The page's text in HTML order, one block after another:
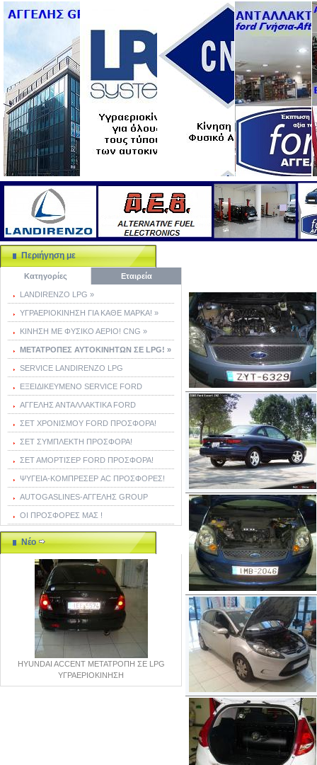
Περιήγηση με
Κατηγορίες Εταιρεία
LANDIRENZO LPG »
ΥΓΡΑΕΡΙΟΚΙΝΗΣΗ ΓΙΑ ΚΑΘΕ ΜΑΡΚΑ! »
ΚΙΝΗΣΗ ΜΕ ΦΥΣΙΚΟ ΑΕΡΙΟ! CNG »
ΜΕΤΑΤΡΟΠΕΣ ΑΥΤΟΚΙΝΗΤΩΝ ΣΕ LPG! »
SERVICE LANDIRENZO LPG
ΕΞΕΙΔΙΚΕΥΜΕΝΟ SERVICE FORD
ΑΓΓΕΛΗΣ ΑΝΤΑΛΛΑΚΤΙΚΑ FORD
ΣΕΤ ΧΡΟΝΙΣΜΟΥ FORD ΠΡΟΣΦΟΡΑ!
ΣΕΤ ΣΥΜΠΛΕΚΤΗ ΠΡΟΣΦΟΡΑ!
ΣΕΤ ΑΜΟΡΤΙΣΕΡ FORD ΠΡΟΣΦΟΡΑ!
ΨΥΓΕΙΑ-ΚΟΜΠΡΕΣΕΡ AC ΠΡΟΣΦΟΡΕΣ!
AUTOGASLINES-ΑΓΓΕΛΗΣ GROUP
ΟΙ ΠΡΟΣΦΟΡΕΣ ΜΑΣ !
Νέο
HYUNDAI ACCENT ΜΕΤΑΤΡΟΠΗ ΣΕ LPG
ΥΓΡΑΕΡΙΟΚΙΝΗΣΗ